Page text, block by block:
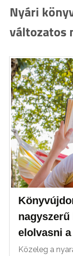
Nyári
változatos
nagyszerű
elolvasni
Közeleg a